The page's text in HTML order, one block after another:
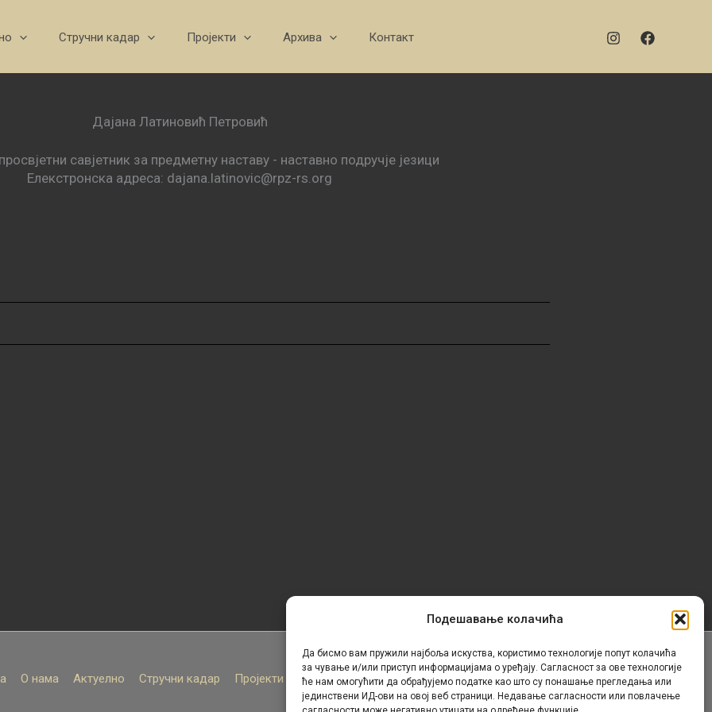
Подешавање колачића
Да бисмо вам пружили најбоља искуства, користимо технологије попут колачића
за чување и/или приступ информацијама о уређају. Сагласност за ове технологије
ће нам омогућити да обрађујемо податке као што су понашање прегледања или
јединствени ИД-ови на овој веб страници. Недавање сагласности или повлачење
Стручни кадар Пројекти Архива Контакт
Дајана Латиновић Петровић
савјетник за предметну наставу - наставно подручје језици
Елекстронска адреса: dajana.latinovic@rpz-rs.org
О нама Актуелно Стручни кадар Пројекти Архива Контакт